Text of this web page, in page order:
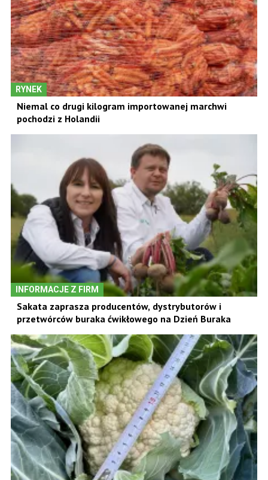
RYNEK
Niemal co drugi kilogram importowanej marchwi
pochodzi z Holandii
INFORMACJE Z FIRM
Sakata zaprasza producentów, dystrybutorów i
przetwórców buraka ćwikłowego na Dzień Buraka